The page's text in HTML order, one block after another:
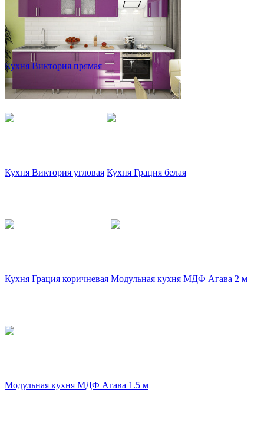
Кухня Виктория прямая
Кухня Виктория угловая Кухня Грация белая
Кухня Грация коричневая Модульная кухня МДФ Агава 2 м
Модульная кухня МДФ Агава 1.5 м